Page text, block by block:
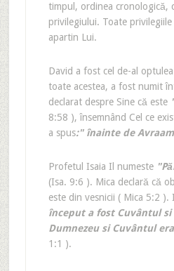
timpul, ordinea cronologică,
privilegiului. Toate
apartin Lui.
David a fost cel de-al
toate acestea, a fost numit
declarat despre Sine că este
8:58 ), însemnând Cel ce
a spus:" înainte de
Profetul Isaia Il numeste
(Isa. 9:6 ). Mica declară că
este din vesnicii ( Mica 5:2 ).
început a fost Cuvântul
Dumnezeu si Cuvântul
1:1 ).